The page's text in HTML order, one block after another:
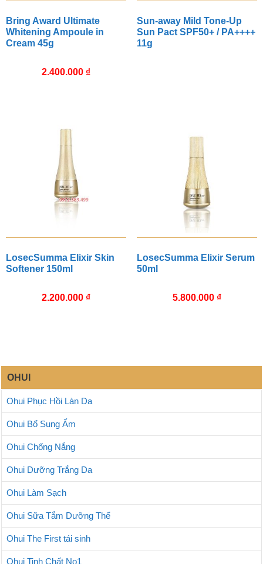
Bring Award Ultimate
Whitening Ampoule in
Cream 45g
2.400.000 ₫
Sun-away Mild Tone-Up
Sun Pact SPF50+ / PA++++
11g
LosecSumma Elixir Skin
Softener 150ml
2.200.000 ₫
LosecSumma Elixir Serum
50ml
5.800.000 ₫
OHUI
Ohui Phục Hồi Làn Da
Ohui Bổ Sung Ẩm
Ohui Chống Nắng
Ohui Dưỡng Trắng Da
Ohui Làm Sạch
Ohui Sữa Tắm Dưỡng Thể
Ohui The First tái sinh
Ohui Tinh Chất No1